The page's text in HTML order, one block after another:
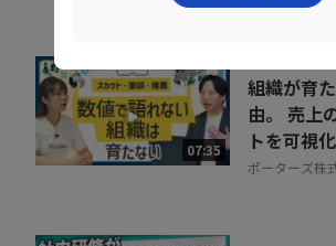
07:35
組織が育
由。 売上
トを可視
ポーターズ株